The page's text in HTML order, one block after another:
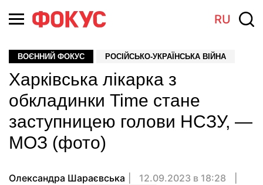
RU
ВОЄННИЙ ФОКУС РОСІЙСЬКО-УКРАЇНСЬКА ВІЙНА
Харківська лікарка з
обкладинки Time стане
заступницею голови НСЗУ, —
МОЗ (фото)
Олександра Шараєвська
12.09.2023 в 18:28